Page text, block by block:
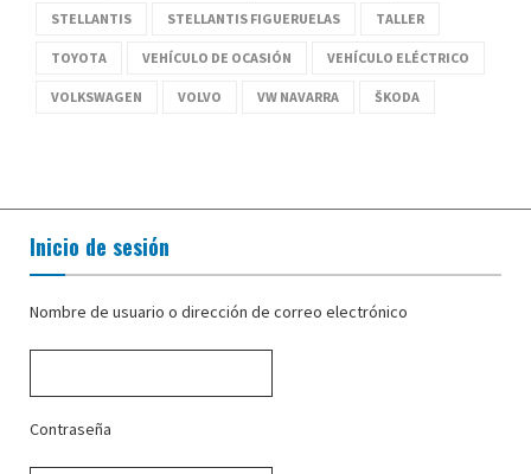
STELLANTIS STELLANTIS FIGUERUELAS TALLER
TOYOTA VEHÍCULO DE OCASIÓN VEHÍCULO ELÉCTRICO
VOLKSWAGEN VOLVO VW NAVARRA ŠKODA
Inicio de sesión
Nombre de usuario o dirección de correo electrónico
Contraseña